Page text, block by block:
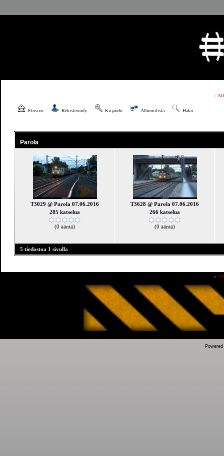
»
Etusivu Rekisteröidy Kirjaudu Albumilista Haku
Parola
T3029 @ Parola 07.06.2016
285 katselua
(0 ääntä)
T3628 @ Parola 07.06.2016
266 katselua
(0 ääntä)
5 tiedostoa 1 sivulla
»